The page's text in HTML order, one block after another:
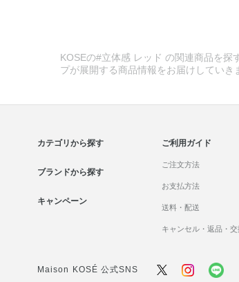
KOSEの#立体感 レッド の関連商品を
プが展開する商品情報をお届けしていき
カテゴリから探す
ブランドから探す
キャンペーン
ご利用ガイド
ご注文方法
お支払方法
送料・配送
キャンセル・返品・交
Maison KOSÉ 公式SNS